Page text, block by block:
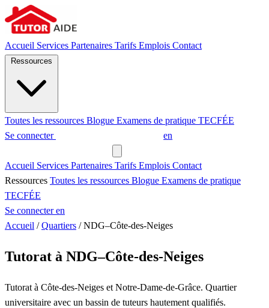
Accueil Services Partenaires Tarifs Emplois Contact
Toutes les ressources Blogue Examens de pratique TECFÉE
Se connecter
en
Accueil Services Partenaires Tarifs Emplois Contact
Ressources Toutes les ressources Blogue Examens de pratique
TECFÉE
Se connecteren
Accueil / Quartiers / NDG–Côte-des-Neiges
Tutorat à NDG–Côte-des-Neiges
Tutorat à Côte-des-Neiges et Notre-Dame-de-Grâce. Quartier
universitaire avec un bassin de tuteurs hautement qualifiés.